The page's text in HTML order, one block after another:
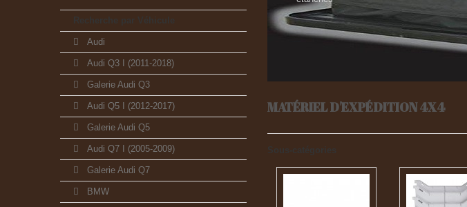
Recherche par Véhicule
Audi
Audi Q3 I (2011-2018)
Galerie Audi Q3
Audi Q5 I (2012-2017)
Galerie Audi Q5
Audi Q7 I (2005-2009)
Galerie Audi Q7
BMW
MATÉRIEL D'EXPÉDITION 4X4
Sous-catégories